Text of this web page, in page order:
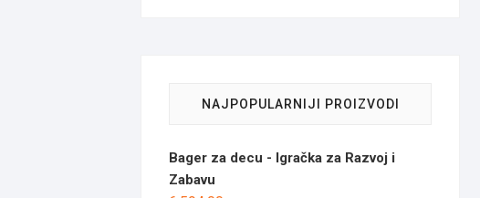
NAJPOPULARNIJI PROIZVODI
Bager za decu - Igračka za Razvoj i
Zabavu